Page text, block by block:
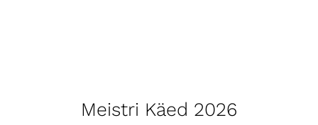
Meistri Käed 2026